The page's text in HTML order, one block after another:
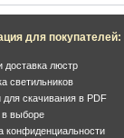
для покупателей:
доставка люстр
светильников
для скачивания в PDF
выборе
конфиденциальности